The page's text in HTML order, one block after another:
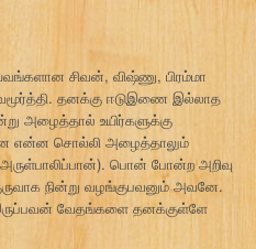
சிவன், விஷ்ணு, பிரம்மா
தனக்கு ஈடுஇணை இல்லாத
உயிர்களுக்கு
என்ன சொல்லி அழைத்தாலும்
பொன் போன்ற அறிவு
நின்று வழங்குபவனும் அவனே.
வேதங்களை தனக்குள்ளே